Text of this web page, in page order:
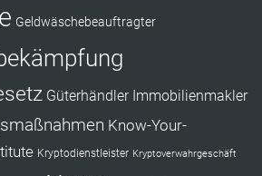
Geldwäschebeauftragter
Güterhändler Immobilienmakler
Know-Your-
Kryptodienstleister Kryptoverwahrgeschäft